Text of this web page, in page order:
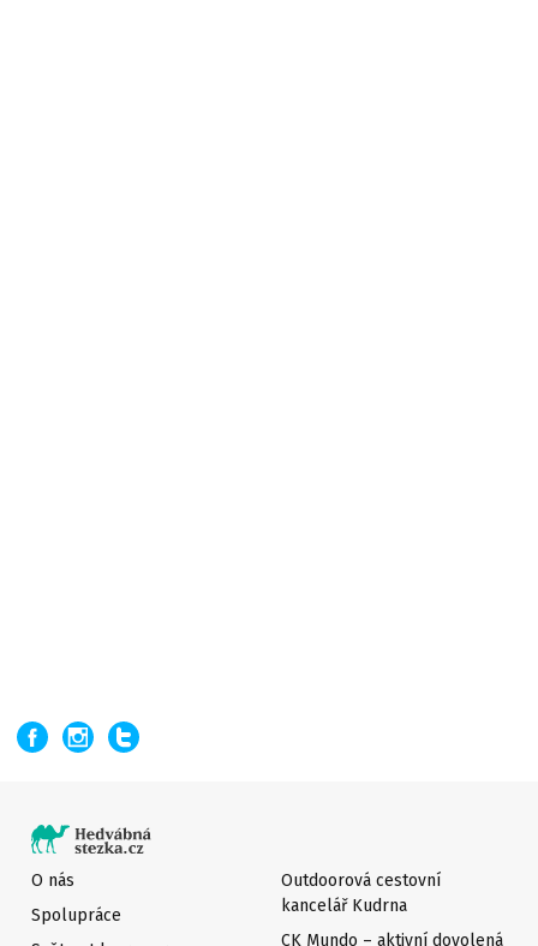
O nás
Spolupráce
Outdoorová cestovní
kancelář Kudrna
CK Mundo – aktivní dovolená